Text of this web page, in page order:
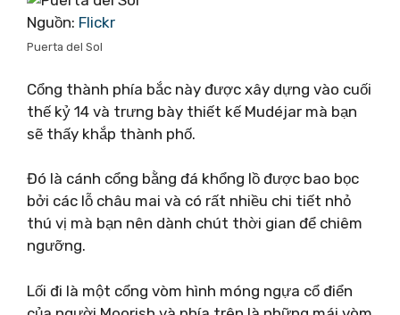
Nguồn: Flickr
Puerta del Sol
Cổng thành phía bắc này được xây dựng vào cuối
thế kỷ 14 và trưng bày thiết kế Mudéjar mà bạn
sẽ thấy khắp thành phố.
Đó là cánh cổng bằng đá khổng lồ được bao bọc
bởi các lỗ châu mai và có rất nhiều chi tiết nhỏ
thú vị mà bạn nên dành chút thời gian để chiêm
ngưỡng.
Lối đi là một cổng vòm hình móng ngựa cổ điển